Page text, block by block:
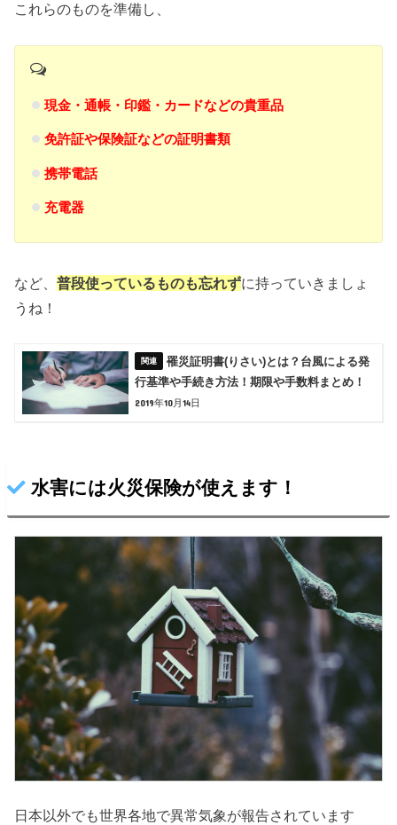
これらのものを準備し、
現金・通帳・印鑑・カードなどの貴重品
免許証や保険証などの証明書類
携帯電話
充電器
など、普段使っているものも忘れずに持っていきましょ
うね！
罹災証明書(りさい)とは？台風による発
行基準や手続き方法！期限や手数料まとめ！
2019年10月14日
水害には火災保険が使えます！
日本以外でも世界各地で異常気象が報告されています